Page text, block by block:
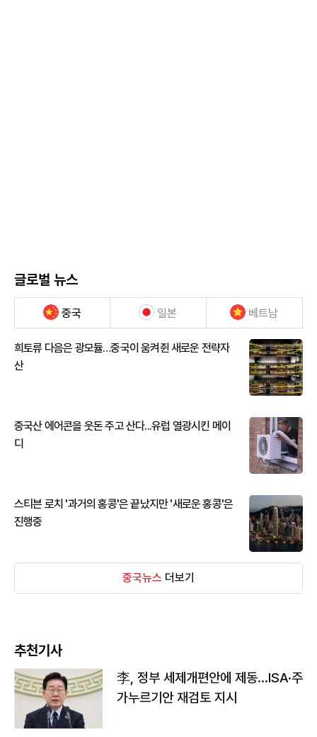
글로벌 뉴스
중국 일본 베트남
희토류 다음은 광모듈…중국이 움켜쥔 새로운 전략자
산
중국산 에어콘을 웃돈 주고 산다...유럽 열광시킨 메이
디
스티븐 로치 '과거의 홍콩'은 끝났지만 '새로운 홍콩'은
진행중
중국뉴스 더보기
추천기사
李, 정부 세제개편안에 제동…ISA·주
가누르기안 재검토 지시